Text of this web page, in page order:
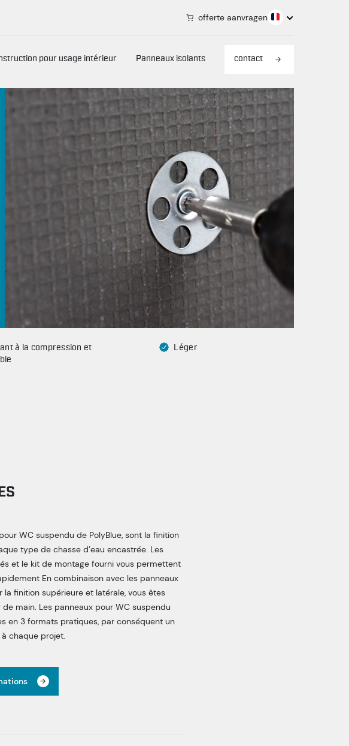
offerte aanvragen
pour usage intérieur Panneaux isolants contact
à la compression et
Léger
WC suspendu de PolyBlue, sont la finition
type de chasse d’eau encastrée. Les
et le kit de montage fourni vous permettent
En combinaison avec les panneaux
la finition supérieure et latérale, vous êtes
main. Les panneaux pour WC suspendu
en 3 formats pratiques, par conséquent un
chaque projet.